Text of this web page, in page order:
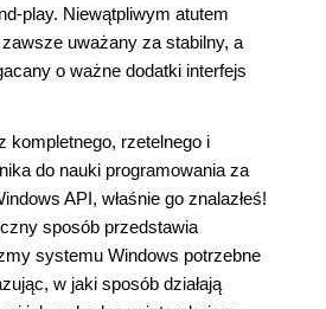
play. Niewątpliwym atutem
uważany za stabilny, a
o ważne dodatki interfejs
kompletnego, rzetelnego i
do nauki programowania za
API, właśnie go znalazłeś!
sposób przedstawia
systemu Windows potrzebne
w jaki sposób działają